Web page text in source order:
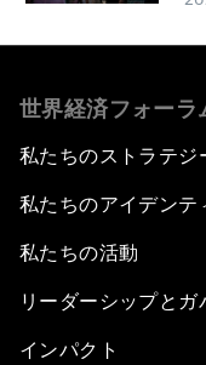
世界経済フォーラ
私たちのストラテジ
私たちのアイデンテ
私たちの活動
リーダーシップとガ
インパクト